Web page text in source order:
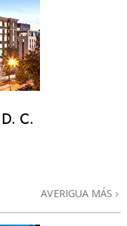
C.
AVERIGUA MÁS